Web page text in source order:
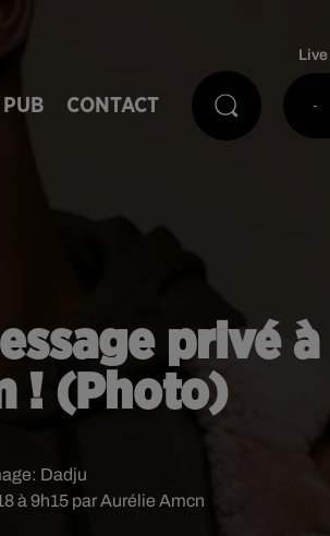
PUB CONTACT -
privé
! (Photo)
à 9h15 par Aurélie Amcn
Dadju